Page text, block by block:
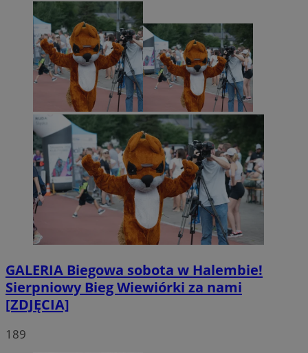
GALERIA Biegowa sobota w Halembie!
Sierpniowy Bieg Wiewiórki za nami
[ZDJĘCIA]
189